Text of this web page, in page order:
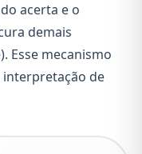
acerta e o
demais
Esse mecanismo
interpretação de